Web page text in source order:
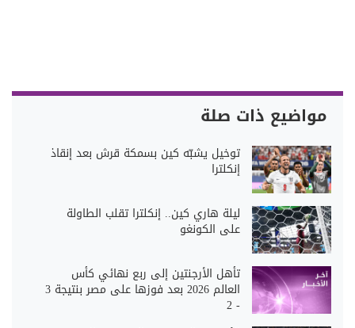
مواضيع ذات صلة
توخيل يشبّه كين بسمكة قرش بعد إنقاذ
إنكلترا
ليلة هاري كين.. إنكلترا تقلب الطاولة
على الكونغو
تأهل الأرجنتين إلى ربع نهائي كأس
العالم 2026 بعد فوزها على مصر بنتيجة 3
- 2